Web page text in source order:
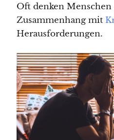
Oft denken
Zusammenhang mit
Herausforderungen.